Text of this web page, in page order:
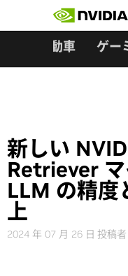
自動車 ゲー
新しい
Retriever
LLM の精度
上
2024 年 07 月 26 日 投稿者